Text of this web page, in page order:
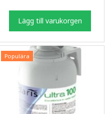
Lägg till varukorgen
Populära